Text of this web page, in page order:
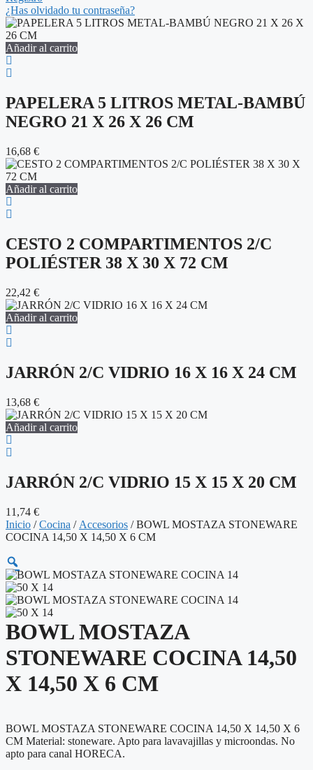
¿Has olvidado tu contraseña?
Añadir al carrito
PAPELERA 5 LITROS METAL-BAMBÚ
NEGRO 21 X 26 X 26 CM
16,68 €
Añadir al carrito
CESTO 2 COMPARTIMENTOS 2/C
POLIÉSTER 38 X 30 X 72 CM
22,42 €
Añadir al carrito
JARRÓN 2/C VIDRIO 16 X 16 X 24 CM
13,68 €
Añadir al carrito
JARRÓN 2/C VIDRIO 15 X 15 X 20 CM
11,74 €
Inicio /Cocina / Accesorios / BOWL MOSTAZA STONEWARE
COCINA 14,50 X 14,50 X 6 CM
BOWL MOSTAZA
STONEWARE COCINA 14,50
X 14,50 X 6 CM
BOWL MOSTAZA STONEWARE COCINA 14,50 X 14,50 X 6
CM Material: stoneware. Apto para lavavajillas y microondas. No
apto para canal HORECA.